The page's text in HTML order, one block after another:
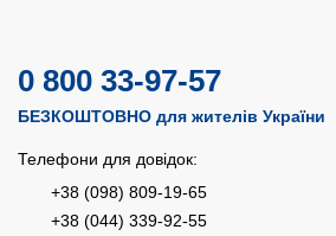
0 800 33-97-57
БЕЗКОШТОВНО для жителів України
Телефони для довідок:
+38 (098) 809-19-65
+38 (044) 339-92-55